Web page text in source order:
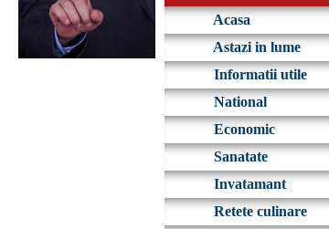
Acasa
Astazi in lume
Informatii utile
National
Economic
Sanatate
Invatamant
Retete culinare